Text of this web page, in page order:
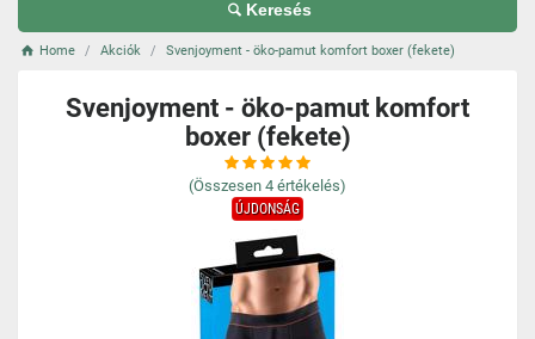
Keresés
Home Akciók Svenjoyment - öko-pamut komfort boxer (fekete)
Svenjoyment - öko-pamut komfort
boxer (fekete)
(Összesen 4 értékelés)
ÚJDONSÁG